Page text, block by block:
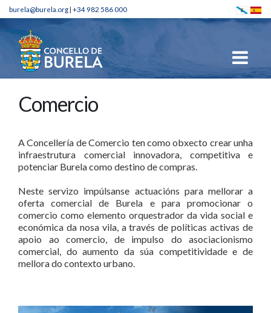
burela@burela.org| +34 982 586 000
Comercio
A Concellería de Comercio ten como obxecto crear unha
infraestrutura comercial innovadora, competitiva e
potenciar Burela como destino de compras.
Neste servizo impúlsanse actuacións para mellorar a
oferta comercial de Burela e para promocionar o
comercio como elemento orquestrador da vida social e
económica da nosa vila, a través de políticas activas de
apoio ao comercio, de impulso do asociacionismo
comercial, do aumento da súa competitividade e de
mellora do contexto urbano.